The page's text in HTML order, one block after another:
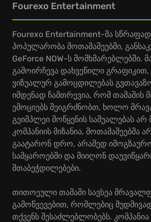
Fourexo Entertainment
Fourexo Entertainment-მა
პოპულარობა მოთამაშეებში,
GeForce NOW-ს მომხმარებლებში.
გამოირჩევა დახვეწილი გრაფიკით,
ვიზუალურ გამოცდილებას
იმდენად ჩამთრევია, რომ თამაშის
ემოციებს შეიგრძნობთ, ხოლო
გეიმპლეი მოწყენის საშუალებას არ
კომპანიის მიზანია, მოთამაშეებმა
გაატარონ დრო, არამედ
სამყაროებში და მიიღონ
შთაბეჭდილებები.
თითოეული თამაში სავსეა
გამოწვევებით, რომლებიც
თქვენს შესაძლებლობებს.